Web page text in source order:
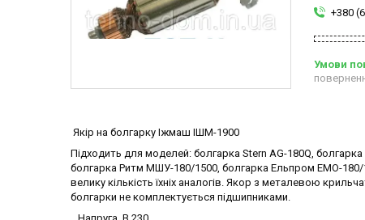
+380
Якір на болгарку Іжмаш ІШМ-1900
Підходить для моделей: болгарка Stern AG-180Q,
болгарка Ритм МШУ-180/1500, болгарка Ельпром ЕМО-
велику кількість їхніх аналогів. Якор з металевою
болгарки не комплектується підшипниками.